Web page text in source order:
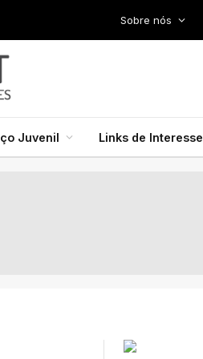
Sobre nós
Juvenil Links de Interesse